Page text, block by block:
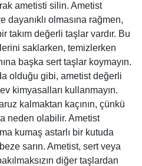
ametisti silin. Ametist
dayanıklı olmasına rağmen,
takım değerli taşlar vardır. Bu
saklarken, temizlerken
başka sert taşlar koymayın.
olduğu gibi, ametist değerli
kimyasalları kullanmayın.
kalmaktan kaçının, çünkü
neden olabilir. Ametist
kumaş astarlı bir kutuda
sarın. Ametist, sert veya
diğer taşlardan